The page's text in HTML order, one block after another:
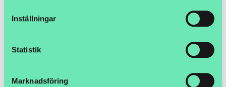
Inställningar
Statistik
Marknadsföring
Köp